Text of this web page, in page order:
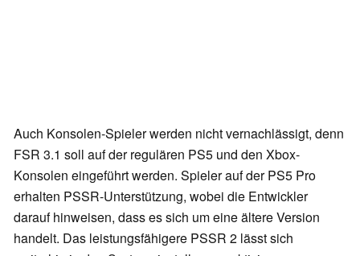
Auch Konsolen-Spieler werden nicht vernachlässigt, denn
FSR 3.1 soll auf der regulären PS5 und den Xbox-
Konsolen eingeführt werden. Spieler auf der PS5 Pro
erhalten PSSR-Unterstützung, wobei die Entwickler
darauf hinweisen, dass es sich um eine ältere Version
handelt. Das leistungsfähigere PSSR 2 lässt sich